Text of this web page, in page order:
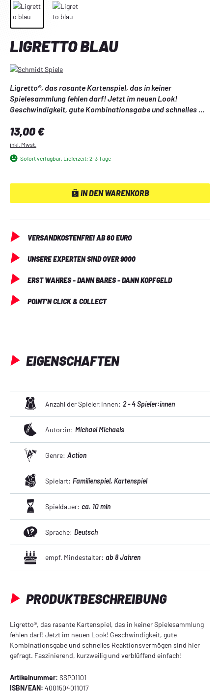
LIGRETTO BLAU
Ligretto®, das rasante Kartenspiel, das in keiner
Spielesammlung fehlen darf! Jetzt im neuen Look!
Geschwindigkeit, gute Kombinationsgabe und schnelles
kurzweilig und verblüffend einfach!
Regulärer Preis:
13,00 €
inkl. Mwst.
Sofort verfügbar, Lieferzeit: 2-3 Tage
IN DEN WARENKORB
VERSANDKOSTENFREI AB 80 EURO
UNSERE EXPERTEN SIND OVER 9000
ERST WAHRES - DANN BARES - DANN KOPFGELD
POINT'N CLICK & COLLECT
PRODUKTBESCHREIBUNG
Ligretto®, das rasante Kartenspiel, das in keiner Spielesammlung
fehlen darf! Jetzt im neuen Look! Geschwindigkeit, gute
Kombinationsgabe und schnelles Reaktionsvermögen sind hier
gefragt. Faszinierend, kurzweilig und verblüffend einfach!
Artikelnummer: SSP01101
ISBN/EAN: 4001504011017
EIGENSCHAFTEN
Anzahl der Spieler:innen: 2 - 4 Spieler:innen
Autor:in: Michael Michaels
Genre: Action
Spielart: Familienspiel, Kartenspiel
Spieldauer: ca. 10 min
Sprache: Deutsch
empf. Mindestalter: ab 8 Jahren